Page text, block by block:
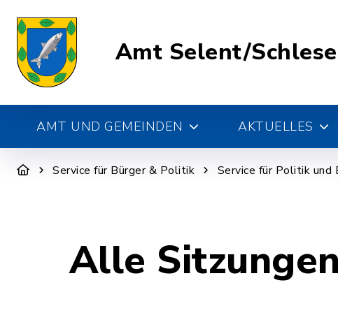
Amt Selent/
AMT UND GEMEINDEN AKTUELLES
Service für Bürger & Politik Service für Politik und
Alle Sitzungen